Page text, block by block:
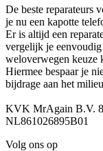
De beste
je nu een kapotte
Er is altijd een
vergelijk je
weloverwegen keuze
Hiermee bespaar je
bijdrage aan het
KVK MrAgain B.V.
NL861026895B01
Volg ons op